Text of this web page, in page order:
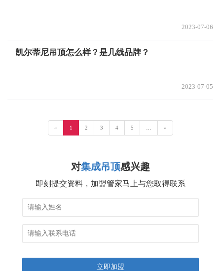
2023-07-06
凯尔蒂尼吊顶怎么样？是几线品牌？
2023-07-05
« 1 2 3 4 5 »
对集成吊顶感兴趣
即刻提交资料，加盟管家马上与您取得联系